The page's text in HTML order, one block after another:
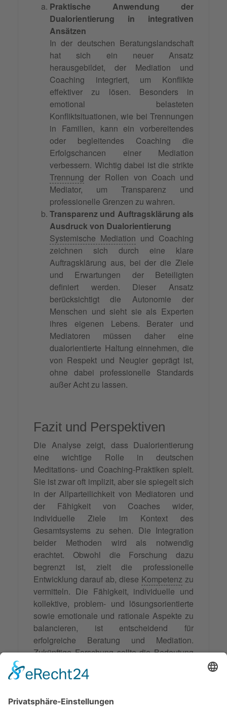
Praktische Anwendung der
Dualorientierung in integrativen
Ansätzen
In der deutschen Beratungslandschaft
hat sich ein neuer Ansatz
herausgebildet, der Mediation und
Coaching integriert, um Konflikte
effektiver zu lösen. Besonders in
emotional belasteten
Konfliktsituationen, wie bei Trennungen
in Familien, kann ein vorbereitendes
oder begleitendes Coaching die
Erfolgschancen einer Mediation
verbessern. Wichtig dabei ist die strikte
Trennung der Rollen von Coach und
Mediator, um Transparenz und
professionelle Grenzen zu wahren.
Transparenz und Auftragsklärung als
Ausdruck von Dualorientierung
Systemische Mediation und Coaching
zeichnen sich durch eine klare
Auftragsklärung aus, bei der die Ziele
und Erwartungen der Beteiligten
definiert werden. Dieser Ansatz
berücksichtigt die Autonomie der
Menschen und sieht sie als Experten
ihres eigenen Lebens. Berater und
Mediatoren müssen daher eine
dualorientierte Haltung einnehmen, die
von Respekt und Neugier geprägt ist,
ohne dabei professionelle Standards
außer Acht zu lassen.
Fazit und Perspektiven
Die Analyse zeigt, dass Dualorientierung
eine wichtige Rolle in deutschen
Meditations- und Coaching-Praktiken spielt.
Sie ist zwar oft implizit, aber sie spiegelt sich
in der Allparteilichkeit von Mediatoren und
der Fähigkeit von Coaches wider,
individuelle Ziele im Kontext des
Gesamtsystems zu sehen. Die Integration
beider Methoden wird als notwendig
erachtet. Obwohl die Forschung dazu
begrenzt ist, zielt die professionelle
Entwicklung darauf ab, diese Kompetenz zu
vermitteln. Die Fähigkeit, individuelle und
kollektive, problem- und lösungsorientierte
sowie emotionale und rationale Aspekte zu
balancieren, ist entscheidend für
erfolgreiche Beratung und Mediation.
Zukünftige Forschung sollte die Bedeutung
Standards untersuchen und ihre Rolle in
zunehmende Integration von Coaching und